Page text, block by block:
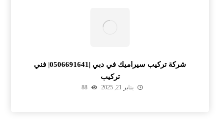
شركة تركيب سيراميك في دبي |0506691641| فني
تركيب
يناير 21, 2025 88